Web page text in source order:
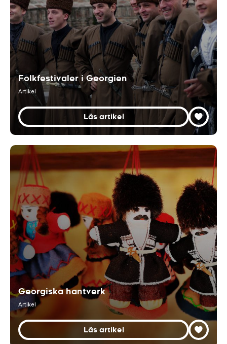
Folkfestivaler i Georgien
Artikel
Läs artikel
Georgiska hantverk
Artikel
Läs artikel